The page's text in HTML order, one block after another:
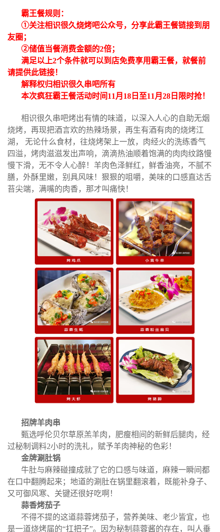
霸王餐规则：
①关注相识很久烧烤吧公众号，分享此霸王餐链接到朋
友圈；
②储值当餐消费金额的2倍；
满足以上2个条件就可以到店免费享用霸王餐，就餐前
请提供此链接！
解释权归相识很久串吧所有
本次疯狂霸王餐活动时间11月18日至11月28日限时抢！
相识很久串吧烤出有情的味道，以深入人心的自助无烟
烧烤，再现把酒言欢的热辣场景，再生有酒有肉的烧烤江
湖， 无论什么食材，往烧烤架上一放，肉经火的洗练香气
四溢，烤肉滋滋发出声响，滴滴热油顺着饱满的肉肉纹路慢
慢下滑，无不令人心醉！羊肉色泽鲜红，鲜香油亮，不腻不
膳，外酥里嫩，别具风味！狠狠的咀嚼，美味的口感直达舌
苔尖端，满嘴的肉香，那才叫痛快！
招牌羊肉串
甄选呼伦贝尔草原羔羊肉，肥瘦相间的新鲜后腿肉，经
过秘制调料2小时的洗礼，赋予羊肉神秘的色彩！
金牌涮肚锅
牛肚与麻辣碰撞成就了它的口感与味道，麻辣一瞬间都
在口中翻腾起来；地道的涮肚在锅里翻滚着，既能补身子、
又可御风寒、关键还很好吃啊！
蒜香烤茄子
不得不提的这道蒜蓉烤茄子，营养美味、老少皆宜，也
是一道烧烤届的“扛把子”。因为秘制蒜蓉酱的存在，叫人垂